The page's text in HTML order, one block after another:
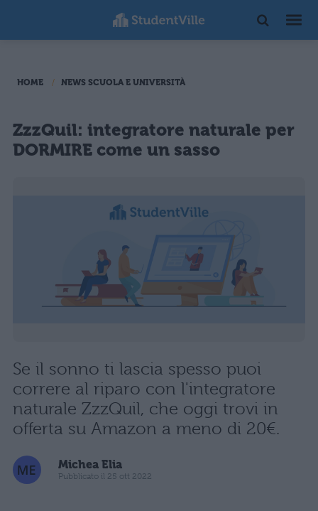
HOME NEWS SCUOLA E UNIVERSITÀ
ZzzQuil: integratore naturale per
DORMIRE come un sasso
Se il sonno ti lascia spesso puoi
correre al riparo con l'integratore
naturale ZzzQuil, che oggi trovi in
offerta su Amazon a meno di 20€.
Michea Elia
Pubblicato il 25 ott 2022